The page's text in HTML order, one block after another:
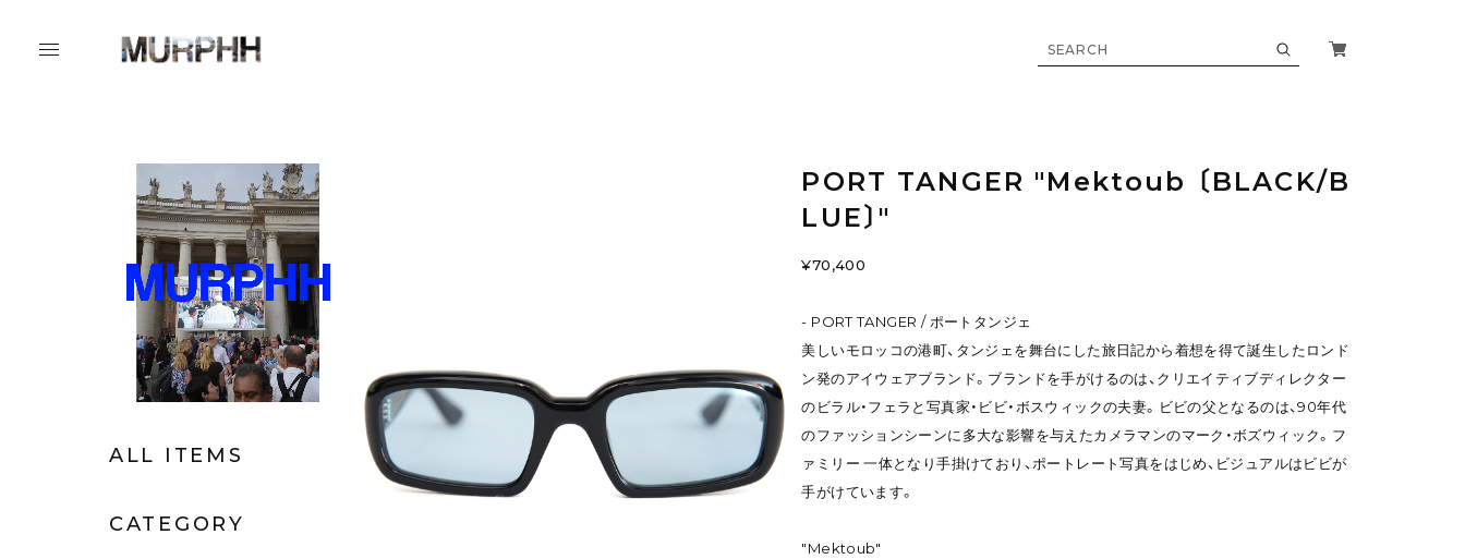
ALL ITEMS
CATEGORY
PORT TANGER "Mektoub 〔BLACK/B
LUE〕"
¥70,400
- PORT TANGER / ポートタンジェ
美しいモロッコの港町、タンジェを舞台にした旅日記から着想を得て誕生したロンド
ン発のアイウェアブランド。ブランドを手がけるのは、クリエイティブディレクター
のビラル・フェラと写真家・ビビ・ボスウィックの夫妻。ビビの父となるのは、90年代
のファッションシーンに多大な影響を与えたカメラマンのマーク・ボズウィック。フ
ァミリー 一体となり手掛けており、ポートレート写真をはじめ、ビジュアルはビビが
手がけています。
"Mektoub"